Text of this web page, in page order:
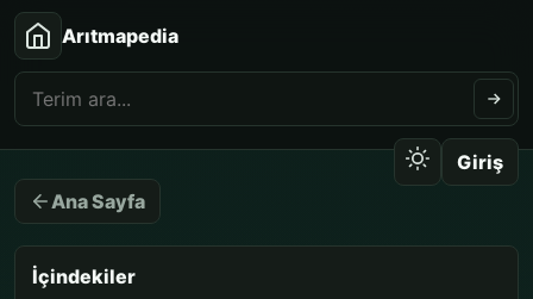
Arıtmapedia
Giriş
Ana Sayfa
İçindekiler